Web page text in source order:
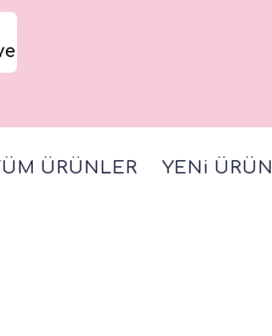
ÜRÜNLER YENi ÜRÜN